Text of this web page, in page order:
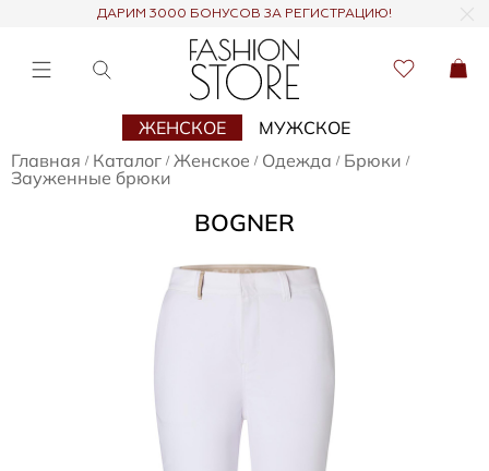
ДАРИМ 3000 БОНУСОВ ЗА РЕГИСТРАЦИЮ!
ЖЕНСКОЕ
МУЖСКОЕ
Главная / Каталог / Женское / Одежда / Брюки /
Зауженные брюки
BOGNER